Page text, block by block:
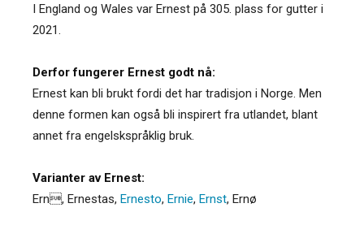
I England og Wales var Ernest på 305. plass for gutter i
2021.
Derfor fungerer Ernest godt nå:
Ernest kan bli brukt fordi det har tradisjon i Norge. Men
denne formen kan også bli inspirert fra utlandet, blant
annet fra engelskspråklig bruk.
Varianter av Ernest:
Ern, Ernestas, Ernesto, Ernie, Ernst, Ernø